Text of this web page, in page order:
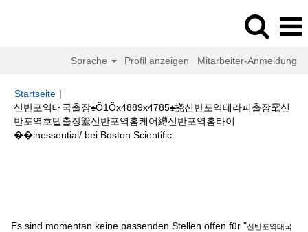
Sprache Profil anzeigen Mitarbeiter-Anmeldung
Startseite |
신반포역태국출장♠Õ1Õx4889x4785♠挠신반포역테라피출장雮신
반포역호텔출장簺신반포역홈케어繜신반포역홈타이
��inessential/ bei Boston Scientific(aktuelle
Es sind momentan keine passenden Stellen offen für "신반포역태국